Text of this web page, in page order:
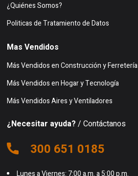
¿Quiénes Somos?
Politicas de Tratamiento de Datos
Mas Vendidos
Más Vendidos en Construcción y Ferretería
Más Vendidos en Hogar y Tecnología
Más Vendidos Aires y Ventiladores
¿Necesitar ayuda? / Contáctanos
300 651 0185
Lunes a Viernes: 7:00 a.m. a 5:00 p.m.